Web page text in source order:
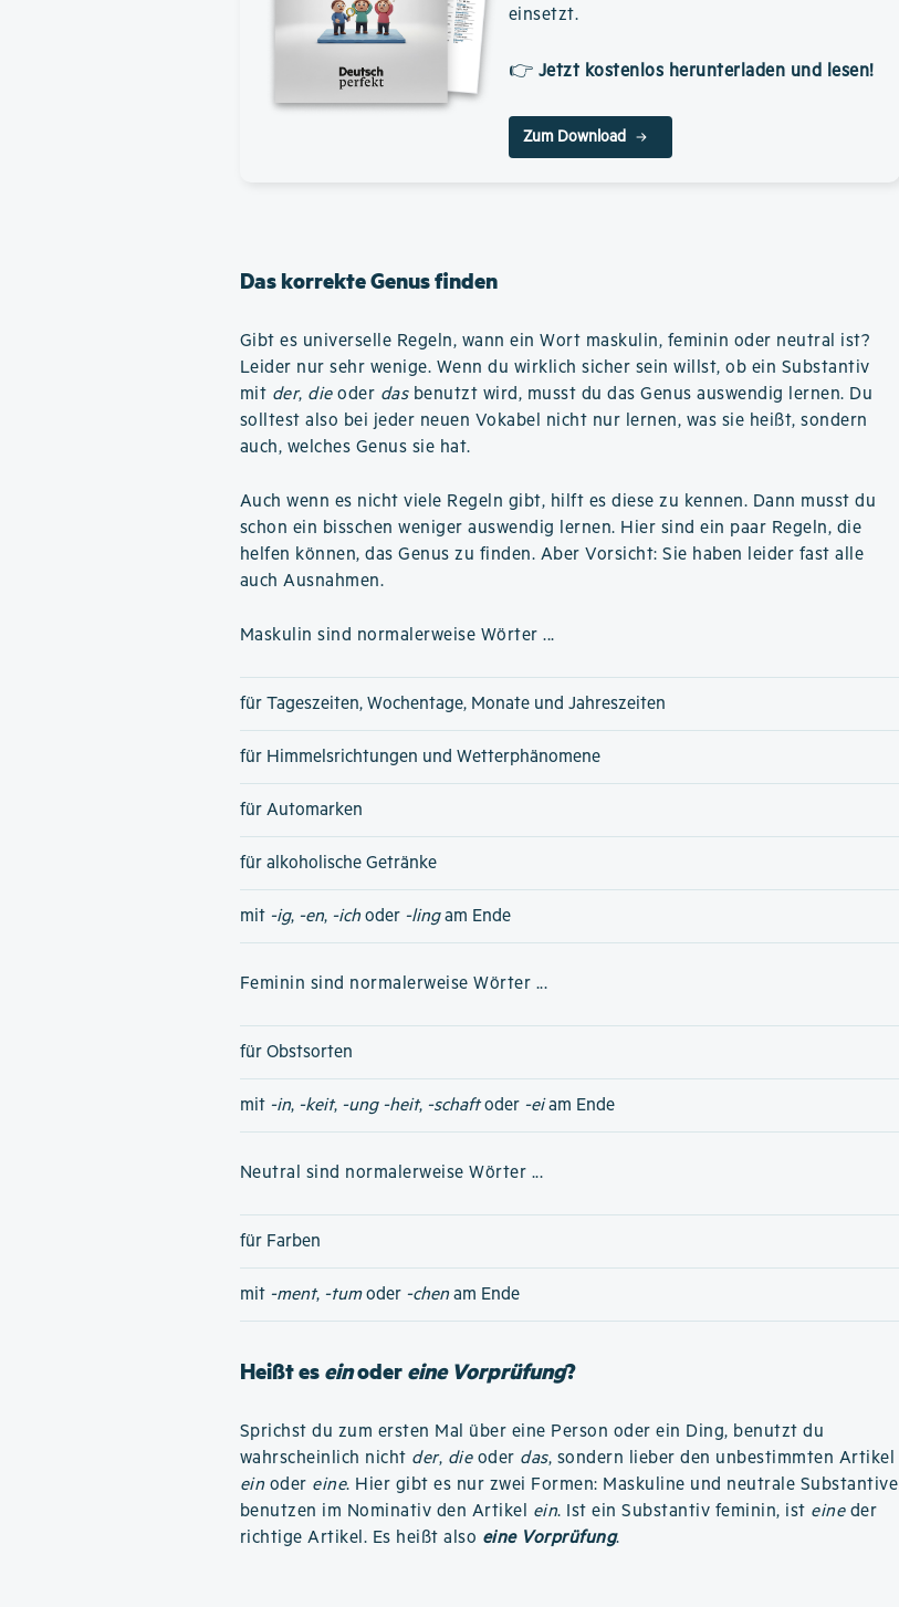
einsetzt.
👉 Jetzt kostenlos herunterladen und lesen!
Zum Download
Das korrekte Genus finden
Gibt es universelle Regeln, wann ein Wort maskulin, feminin oder neutral ist?
Leider nur sehr wenige. Wenn du wirklich sicher sein willst, ob ein Substantiv
mit der, dieoder dasbenutzt wird, musst du das Genus auswendig lernen. Du
solltest also bei jeder neuen Vokabel nicht nur lernen, was sie heißt, sondern
auch, welches Genus sie hat.
Auch wenn es nicht viele Regeln gibt, hilft es diese zu kennen. Dann musst du
schon ein bisschen weniger auswendig lernen. Hier sind ein paar Regeln, die
helfen können, das Genus zu finden. Aber Vorsicht: Sie haben leider fast alle
auch Ausnahmen.
Maskulin sind normalerweise Wörter ...
für Tageszeiten, Wochentage, Monate und Jahreszeiten
für Himmelsrichtungen und Wetterphänomene
für Automarken
für alkoholische Getränke
mit -ig, -en, -ichoder -lingam Ende
Feminin sind normalerweise Wörter ...
für Obstsorten
mit -in, -keit, -ung -heit, -schaftoder -eiam Ende
Neutral sind normalerweise Wörter ...
für Farben
mit -ment, -tumoder -chenam Ende
Heißt eseinodereine Vorprüfung?
Sprichst du zum ersten Mal über eine Person oder ein Ding, benutzt du
wahrscheinlich nicht der, dieoder das, sondern lieber den unbestimmten Artikel
ein oder eine. Hier gibt es nur zwei Formen: Maskuline und neutrale Substantive
benutzen im Nominativ den Artikel ein. Ist ein Substantiv feminin, ist eineder
richtige Artikel. Es heißt also eine Vorprüfung.